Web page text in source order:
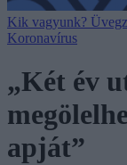
Kik vagyunk?
Koronavírus
„Két év
apját”